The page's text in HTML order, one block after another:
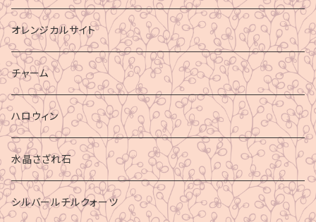
オレンジカルサイト
チャーム
ハロウィン
水晶さざれ石
シルバールチルクォーツ